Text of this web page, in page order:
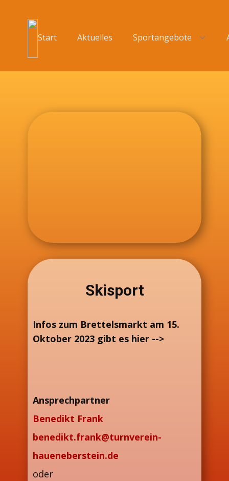
Start Aktuelles Sportangebote
Skisport
Infos zum Brettelsmarkt am 15.
Oktober 2023 gibt es hier -->
Ansprechpartner
Benedikt Frank
benedikt.frank@turnverein-
haueneberstein.de
oder